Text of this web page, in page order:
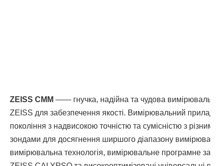
ZEISS CMM —— гнучка, надійна та чудова
ZEISS для забезпечення якості. Вимірювальний прилад
покоління з надвисокою точністю та сумісністю з
зондами для досягнення ширшого діапазону
вимірювальна технологія, вимірювальне програмне